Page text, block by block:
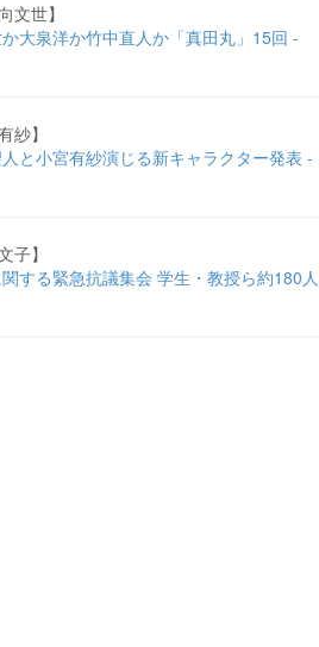
文世】
大泉洋か竹中直人か「真田丸」15回 -
紗】
と小宮有紗演じる新キャラクター発表 -
子】
する緊急抗議集会 学生・教授ら約180人